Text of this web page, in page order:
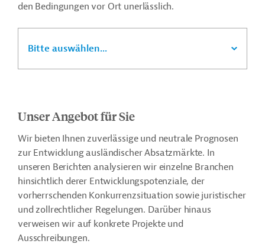
den Bedingungen vor Ort unerlässlich.
Bitte auswählen...
Unser Angebot für Sie
Wir bieten Ihnen zuverlässige und neutrale Prognosen
zur Entwicklung ausländischer Absatzmärkte. In
unseren Berichten analysieren wir einzelne Branchen
hinsichtlich derer Entwicklungspotenziale, der
vorherrschenden Konkurrenzsituation sowie juristischer
und zollrechtlicher Regelungen. Darüber hinaus
verweisen wir auf konkrete Projekte und
Ausschreibungen.